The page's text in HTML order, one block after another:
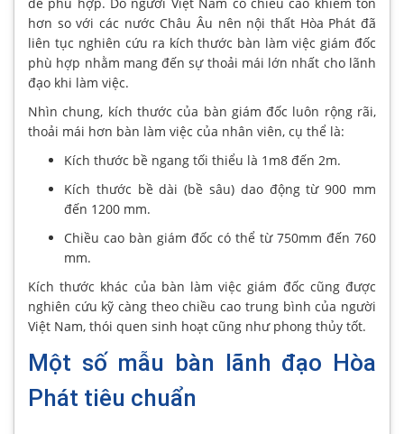
hơn so với các nước Châu Âu nên nội thất Hòa Phát đã
liên tục nghiên cứu ra kích thước bàn làm việc giám đốc
phù hợp nhằm mang đến sự thoải mái lớn nhất cho lãnh
đạo khi làm việc.
Nhìn chung, kích thước của bàn giám đốc luôn rộng rãi,
thoải mái hơn bàn làm việc của nhân viên, cụ thể là:
Kích thước bề ngang tối thiểu là 1m8 đến 2m.
Kích thước bề dài (bề sâu) dao động từ 900 mm
đến 1200 mm.
Chiều cao bàn giám đốc có thể từ 750mm đến 760
mm.
Kích thước khác của bàn làm việc giám đốc cũng được
nghiên cứu kỹ càng theo chiều cao trung bình của người
Việt Nam, thói quen sinh hoạt cũng như phong thủy tốt.
Một số mẫu bàn lãnh đạo Hòa
Phát tiêu chuẩn